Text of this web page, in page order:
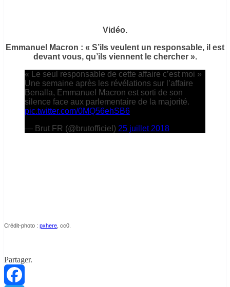
Vidéo.
Emmanuel Macron : « S’ils veulent un responsable, il est
devant vous, qu’ils viennent le chercher ».
« Le seul responsable de cette affaire c’est moi »
Une semaine après les révélations sur l’affaire
Benalla, Emmanuel Macron est sorti de son
silence face aux parlementaire de la majorité.
pic.twitter.com/0MQ56ehSB6
— Brut FR (@brutofficiel) 25 juillet 2018
Crédit-photo : pxhere , cc0.
Partager.